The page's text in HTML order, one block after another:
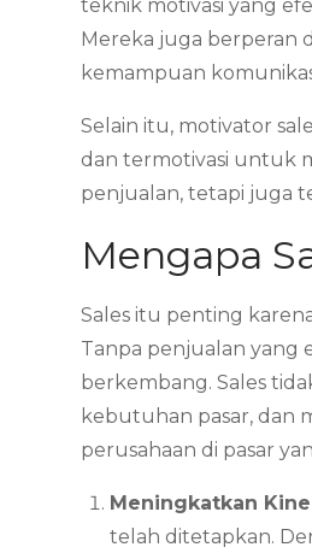
teknik motivasi yang
Mereka juga berperan
kemampuan
Selain itu, motivator
dan termotivasi untuk
penjualan, tetapi juga
Mengapa
Sales itu penting
Tanpa penjualan yang
berkembang. Sales
kebutuhan pasar, dan
perusahaan di pasar
Meningkatkan
telah ditetapkan.